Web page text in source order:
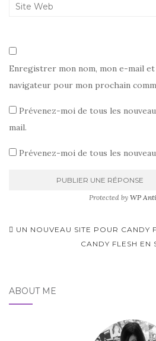
Enregistrer mon nom, mon e-mail et
navigateur pour mon prochain
Prévenez-moi de tous les
mail.
Prévenez-moi de tous les
Protected by WP
Pagination
UN NOUVEAU SITE POUR CANDY
CANDY FLESH EN
ABOUT ME